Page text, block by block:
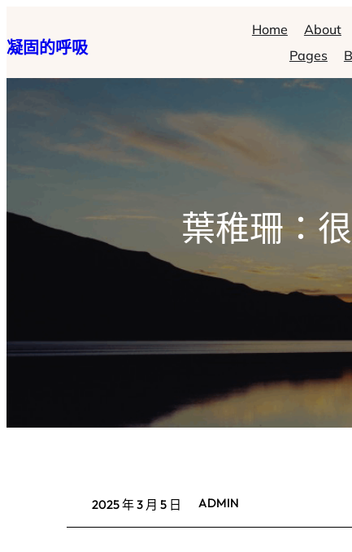
至
主
凝固的呼吸
Home About
Pages
葉稚珊：
2025 年 3 月 5 日 ADMIN